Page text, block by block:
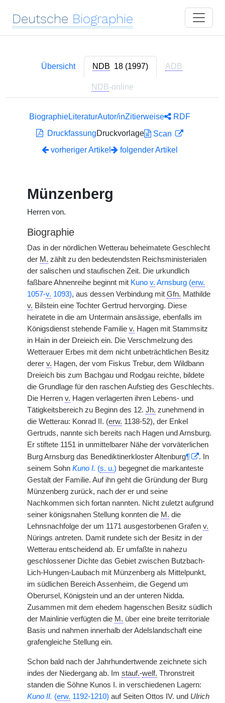
Deutsche Biographie
Übersicht NDB 18 (1997) ADB
NDB-online
BiographieLiteraturAutor/inZitierweise
RDF
DruckfassungDruckvorlage
Scan
vorheriger Artikel
folgender Artikel
Münzenberg
Herren von.
Biographie
Das in der nördlichen Wetterau beheimatete Geschlecht
der M. zählt zu den bedeutendsten Reichsministerialen
der salischen und staufischen Zeit. Die urkundlich
faßbare Ahnenreihe beginnt mit Kuno v. Arnsburg (erw.
1057-v. 1093), aus dessen Verbindung mit Gfn. Mathilde
v. Bilstein eine Tochter Gertrud hervorging. Diese
heiratete in die am Untermain ansässige, ebenfalls im
Königsdienst stehende Familie v. Hagen mit Stammsitz
in Hain in der Dreieich ein. Die Verschmelzung des
Wetterauer Erbes mit dem nicht unbeträchtlichen Besitz
derer v. Hagen, der vom Fiskus Trebur, dem Wildbann
Dreieich bis zum Bachgau und Rodgau reichte, bildete
die Grundlage für den raschen Aufstieg des Geschlechts.
Die Herren v. Hagen verlagerten ihren Lebens- und
Tätigkeitsbereich zu Beginn des 12. Jh. zunehmend in
die Wetterau: Konrad II. (erw. 1138-52), der Enkel
Gertruds, nannte sich bereits nach Hagen und Arnsburg.
Er stiftete 1151 in unmittelbarer Nähe der vorväterlichen
Burg Arnsburg das Benediktinerkloster Altenburg¶
. In
seinem Sohn Kuno I. (s. u.) begegnet die markanteste
Gestalt der Familie. Auf ihn geht die Gründung der Burg
Münzenberg zurück, nach der er und seine
Nachkommen sich fortan nannten. Nicht zuletzt aufgrund
seiner königsnahen Stellung konnten die M. die
Lehnsnachfolge der um 1171 ausgestorbenen Grafen v.
Nürings antreten. Damit rundete sich der Besitz in der
Wetterau entscheidend ab. Er umfaßte in nahezu
geschlossener Dichte das Gebiet zwischen Butzbach-
Lich-Hungen-Laubach mit Münzenberg als Mittelpunkt,
im südlichen Bereich Assenheim, die Gegend um
Oberursel, Königstein und an der unteren Nidda.
Zusammen mit dem ehedem hagenschen Besitz südlich
der Mainlinie verfügten die M. über eine breite territoriale
Basis und nahmen innerhalb der Adelslandschaft eine
grafengleiche Stellung ein.
Schon bald nach der Jahrhundertwende zeichnete sich
indes der Niedergang ab. Im stauf.-welf. Thronstreit
standen die Söhne Kunos I. in verschiedenen Lagern:
Kuno II. (erw. 1192-1210) auf Seiten Ottos IV. und Ulrich